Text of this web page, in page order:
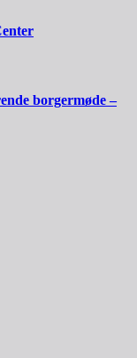
borgermøde –